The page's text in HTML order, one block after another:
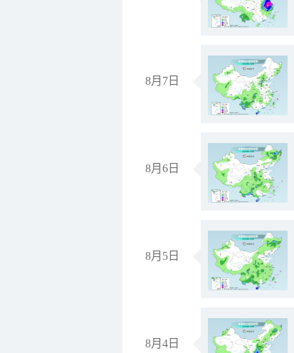
8月7日
8月6日
8月5日
8月4日